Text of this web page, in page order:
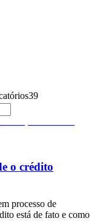
39
o crédito
processo de
está de fato e como